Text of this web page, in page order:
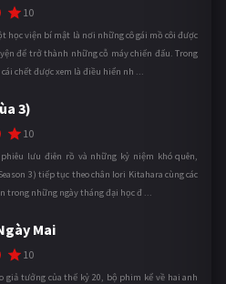
10
học viện bí mật là nơi những cô gái mồ côi được
để trở thành những cỗ máy chiến đấu. Trong
chết được xem là điều hiển nh ...
3)
10
lưu điên rồ và những kỷ niệm khó quên,
3) tiếp tục theo chân Iori Kitahara cùng các
trong những ngày tháng đại học đ ...
Mai
10
giả tưởng của thế kỷ 20, bộ phim kể về hai anh